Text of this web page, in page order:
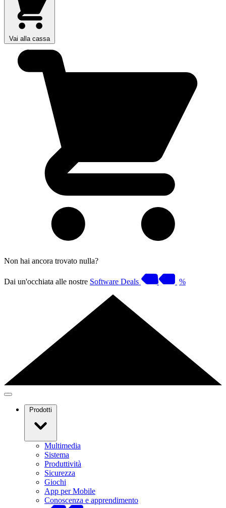
Vai alla cassa
Non hai ancora trovato nulla?
Dai un'occhiata alle nostre Software Deals %
Prodotti
Multimedia
Sistema
Produttività
Sicurezza
Giochi
App per Mobile
Conoscenza e apprendimento